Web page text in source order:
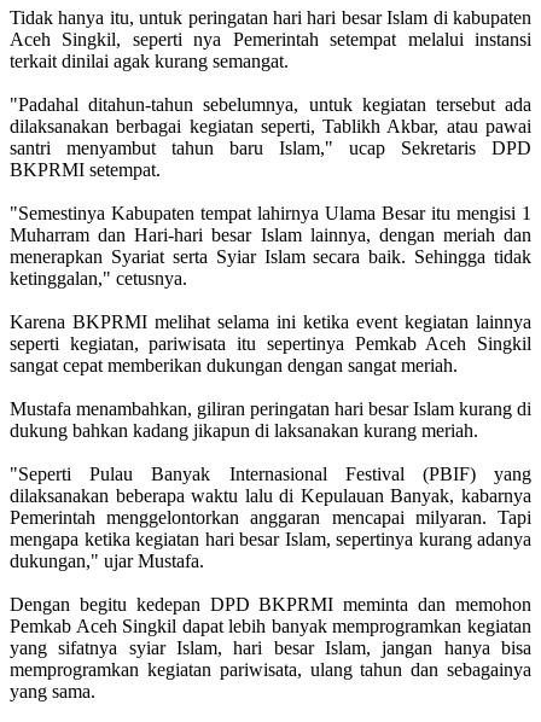
Tidak hanya itu, untuk peringatan hari hari besar Islam di kabupaten
Aceh Singkil, seperti nya Pemerintah setempat melalui instansi
terkait dinilai agak kurang semangat.
"Padahal ditahun-tahun sebelumnya, untuk kegiatan tersebut ada
dilaksanakan berbagai kegiatan seperti, Tablikh Akbar, atau pawai
santri menyambut tahun baru Islam," ucap Sekretaris DPD
BKPRMI setempat.
"Semestinya Kabupaten tempat lahirnya Ulama Besar itu mengisi 1
Muharram dan Hari-hari besar Islam lainnya, dengan meriah dan
menerapkan Syariat serta Syiar Islam secara baik. Sehingga tidak
ketinggalan," cetusnya.
Karena BKPRMI melihat selama ini ketika event kegiatan lainnya
seperti kegiatan, pariwisata itu sepertinya Pemkab Aceh Singkil
sangat cepat memberikan dukungan dengan sangat meriah.
Mustafa menambahkan, giliran peringatan hari besar Islam kurang di
dukung bahkan kadang jikapun di laksanakan kurang meriah.
"Seperti Pulau Banyak Internasional Festival (PBIF) yang
dilaksanakan beberapa waktu lalu di Kepulauan Banyak, kabarnya
Pemerintah menggelontorkan anggaran mencapai milyaran. Tapi
mengapa ketika kegiatan hari besar Islam, sepertinya kurang adanya
dukungan," ujar Mustafa.
Dengan begitu kedepan DPD BKPRMI meminta dan memohon
Pemkab Aceh Singkil dapat lebih banyak memprogramkan kegiatan
yang sifatnya syiar Islam, hari besar Islam, jangan hanya bisa
memprogramkan kegiatan pariwisata, ulang tahun dan sebagainya
yang sama.